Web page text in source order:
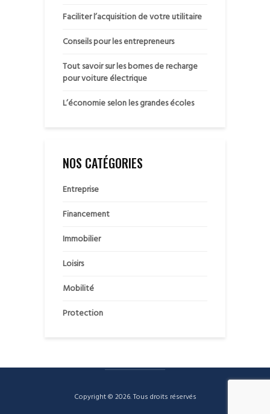
Faciliter l’acquisition de votre utilitaire
Conseils pour les entrepreneurs
Tout savoir sur les bornes de recharge
pour voiture électrique
L’économie selon les grandes écoles
NOS CATÉGORIES
Entreprise
Financement
Immobilier
Loisirs
Mobilité
Protection
Copyright © 2026. Tous droits réservés